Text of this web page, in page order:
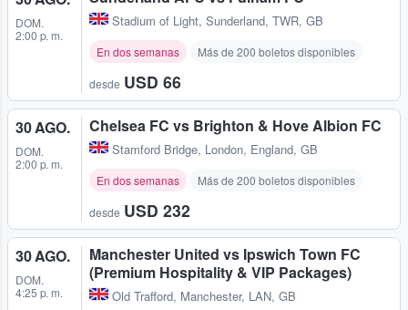
DOM.
2:00 p. m.
Stadium of Light, Sunderland, TWR, GB
En dos semanas Más de 200 boletos disponibles
desde USD 66
30 AGO.
DOM.
2:00 p. m.
Chelsea FC vs Brighton & Hove Albion FC
Stamford Bridge, London, England, GB
En dos semanas Más de 200 boletos disponibles
desde USD 232
30 AGO.
DOM.
4:25 p. m.
Manchester United vs Ipswich Town FC
(Premium Hospitality & VIP Packages)
Old Trafford, Manchester, LAN, GB